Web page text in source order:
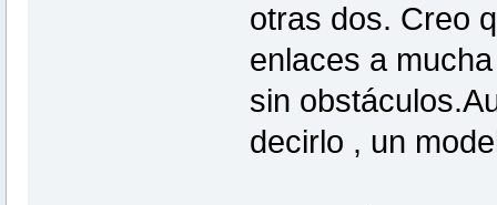
otras dos. Creo
enlaces a
sin
decirlo , un